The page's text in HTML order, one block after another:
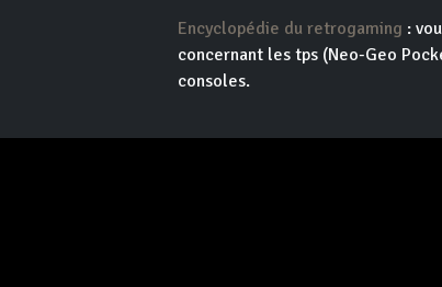
Encyclopédie du retrogaming :
concernant les tps (Neo-Geo
consoles.